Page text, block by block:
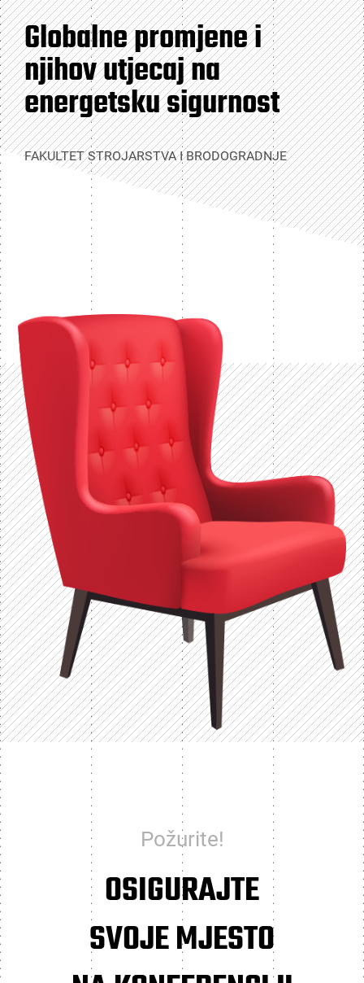
Globalne promjene i
njihov utjecaj na
energetsku sigurnost
FAKULTET STROJARSTVA I BRODOGRADNJE
Požurite!
OSIGURAJTE
SVOJE MJESTO